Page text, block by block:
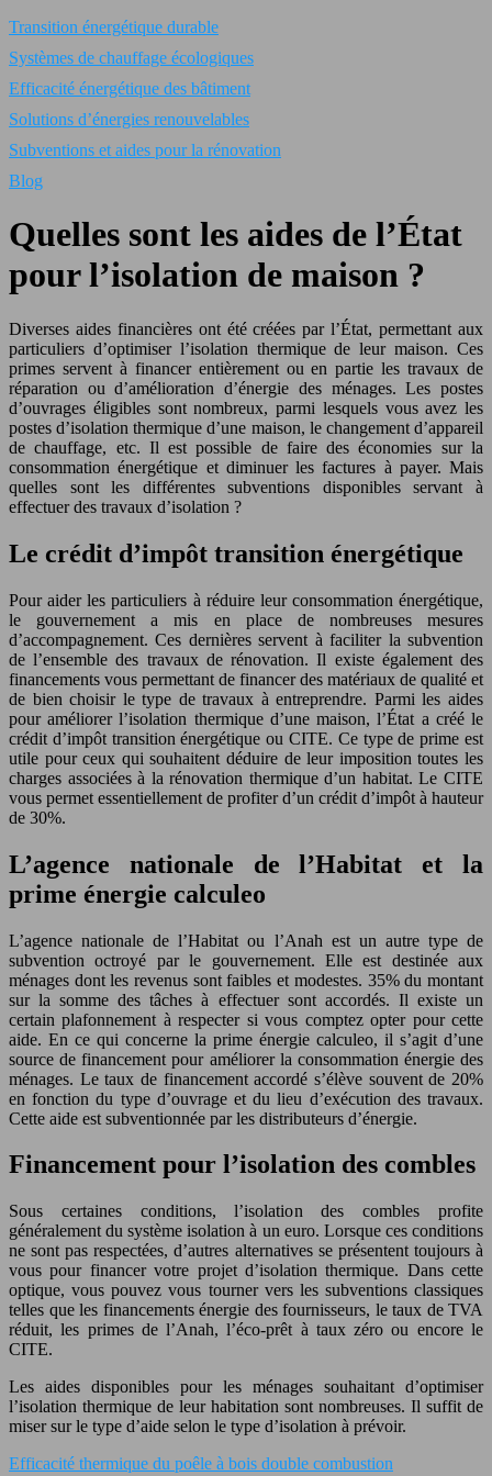
Transition énergétique durable
Systèmes de chauffage écologiques
Efficacité énergétique des bâtiment
Solutions d’énergies renouvelables
Subventions et aides pour la rénovation
Blog
Quelles sont les aides de l’État
pour l’isolation de maison ?
Diverses aides financières ont été créées par l’État, permettant aux
particuliers d’optimiser l’isolation thermique de leur maison. Ces
primes servent à financer entièrement ou en partie les travaux de
réparation ou d’amélioration d’énergie des ménages. Les postes
d’ouvrages éligibles sont nombreux, parmi lesquels vous avez les
postes d’isolation thermique d’une maison, le changement d’appareil
de chauffage, etc. Il est possible de faire des économies sur la
consommation énergétique et diminuer les factures à payer. Mais
quelles sont les différentes subventions disponibles servant à
effectuer des travaux d’isolation ?
Le crédit d’impôt transition énergétique
Pour aider les particuliers à réduire leur consommation énergétique,
le gouvernement a mis en place de nombreuses mesures
d’accompagnement. Ces dernières servent à faciliter la subvention
de l’ensemble des travaux de rénovation. Il existe également des
financements vous permettant de financer des matériaux de qualité et
de bien choisir le type de travaux à entreprendre. Parmi les aides
pour améliorer l’isolation thermique d’une maison, l’État a créé le
crédit d’impôt transition énergétique ou CITE. Ce type de prime est
utile pour ceux qui souhaitent déduire de leur imposition toutes les
charges associées à la rénovation thermique d’un habitat. Le CITE
vous permet essentiellement de profiter d’un crédit d’impôt à hauteur
de 30%.
L’agence nationale de l’Habitat et la
prime énergie calculeo
L’agence nationale de l’Habitat ou l’Anah est un autre type de
subvention octroyé par le gouvernement. Elle est destinée aux
ménages dont les revenus sont faibles et modestes. 35% du montant
sur la somme des tâches à effectuer sont accordés. Il existe un
certain plafonnement à respecter si vous comptez opter pour cette
aide. En ce qui concerne la prime énergie calculeo, il s’agit d’une
source de financement pour améliorer la consommation énergie des
ménages. Le taux de financement accordé s’élève souvent de 20%
en fonction du type d’ouvrage et du lieu d’exécution des travaux.
Cette aide est subventionnée par les distributeurs d’énergie.
Financement pour l’isolation des combles
Sous certaines conditions, l’isolation des combles profite
généralement du système isolation à un euro. Lorsque ces conditions
ne sont pas respectées, d’autres alternatives se présentent toujours à
vous pour financer votre projet d’isolation thermique. Dans cette
optique, vous pouvez vous tourner vers les subventions classiques
telles que les financements énergie des fournisseurs, le taux de TVA
réduit, les primes de l’Anah, l’éco-prêt à taux zéro ou encore le
CITE.
Les aides disponibles pour les ménages souhaitant d’optimiser
l’isolation thermique de leur habitation sont nombreuses. Il suffit de
miser sur le type d’aide selon le type d’isolation à prévoir.
Efficacité thermique du poêle à bois double combustion